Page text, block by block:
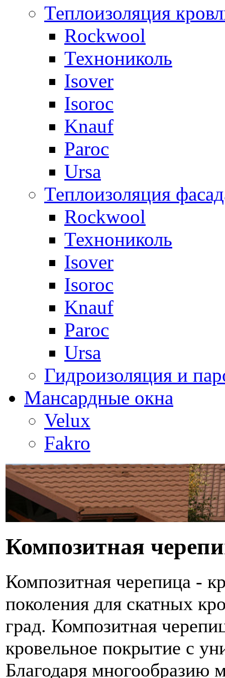
Теплоизоляция
Rockwool
Технониколь
Isover
Isoroc
Knauf
Paroc
Ursa
Теплоизоляция
Rockwool
Технониколь
Isover
Isoroc
Knauf
Paroc
Ursa
Гидроизоляция и
Мансардные окна
Velux
Fakro
Композитная
Композитная черепица -
поколения для скатных
град. Композитная
кровельное покрытие с
Благодаря многообразию